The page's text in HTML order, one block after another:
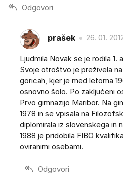
Odgovori
prašek 26. 01.
Ljudmila Novak se je rodila 1.
Svoje otroštvo je preživela
goricah, kjer je med letoma
osnovno šolo. Po zaključeni
Prvo gimnazijo Maribor. Na
1978 in se vpisala na
diplomirala iz slovenskega in
1988 je pridobila FIBO
oviranimi osebami.
Odgovori